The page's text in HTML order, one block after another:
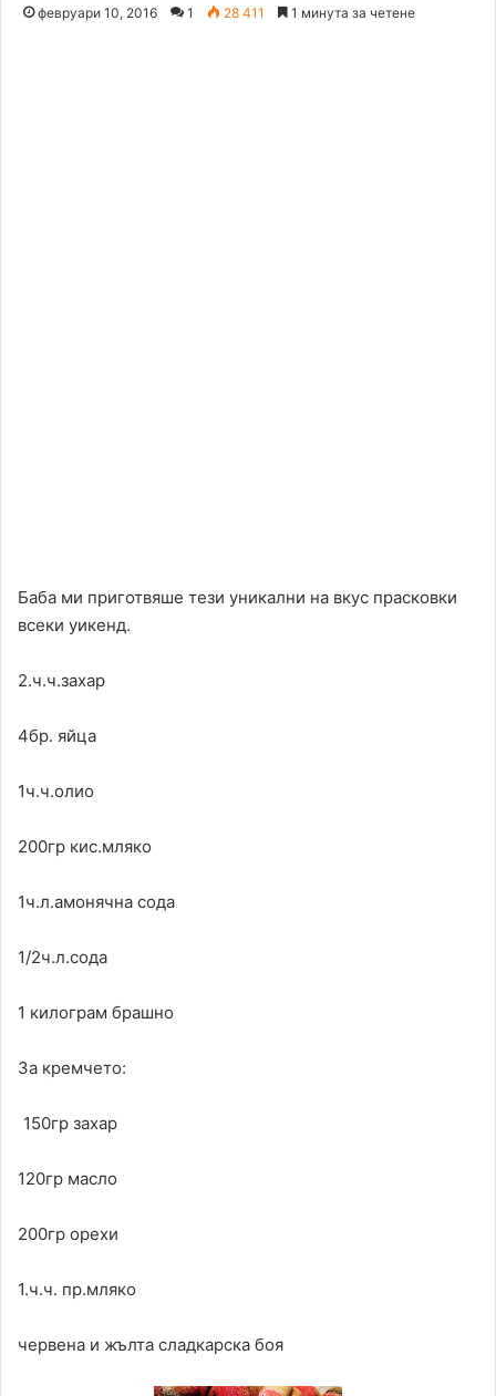
февруари 10, 2016 1 28 411 1 минута за четене
Баба ми приготвяше тези уникални на вкус прасковки
всеки уикенд.
2.ч.ч.захар
4бр. яйца
1ч.ч.олио
200гр кис.мляко
1ч.л.амонячна сода
1/2ч.л.сода
1 килограм брашно
За кремчето:
150гр захар
120гр масло
200гр орехи
1.ч.ч. пр.мляко
червена и жълта сладкарска боя